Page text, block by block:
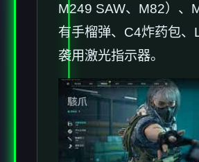
M249 SAW、M82）、
有手榴弹、C4炸药包、
袭用激光指示器。